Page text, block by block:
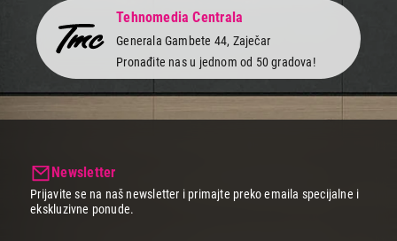
Tehnomedia Centrala
Generala Gambete 44, Zaječar
Pronađite nas u jednom od 50 gradova!
Newsletter
Prijavite se na naš newsletter i primajte preko emaila specijalne i
ekskluzivne ponude.